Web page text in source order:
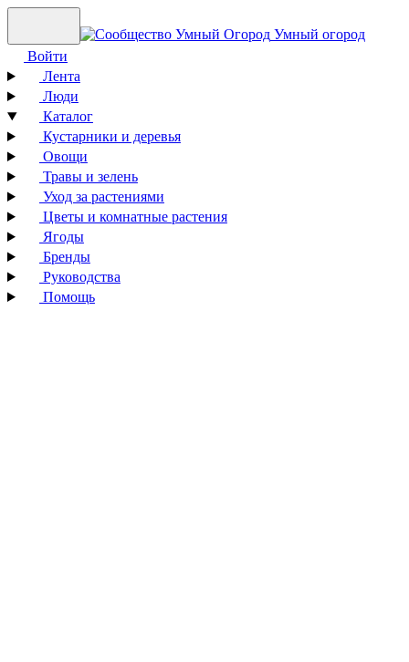
Умный огород
Войти
Лента
Люди
Каталог
Кустарники и деревья
Овощи
Травы и зелень
Уход за растениями
Цветы и комнатные растения
Ягоды
Бренды
Руководства
Помощь